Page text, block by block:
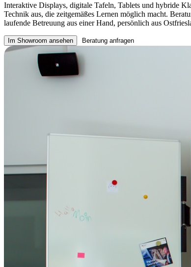
Interaktive Displays, digitale Tafeln, Tablets und hybride
Technik aus, die zeitgemäßes Lernen möglich macht.
laufende Betreuung aus einer Hand, persönlich aus
Im Showroom ansehen Beratung anfragen